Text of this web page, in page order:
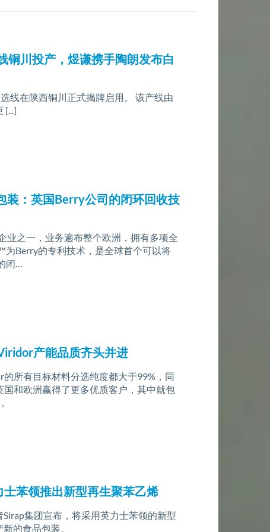
铜川投产，煜谦携手陶朗发布白
线在陕西铜川正式揭牌启用。 该产线由
[...]
装：英国Berry公司的闭环回收技
业之一，业务遍布整个欧洲，拥有多项全
为Berry的专利技术，是全球首个可以将
闭…
产能品质齐头并进
所有目标材料分选纯度都大于99%，同
和欧洲赢得了更多优质客户，其中就包
苯领推出新型再生聚苯乙烯
集团宣布，将采用英力士苯领的新型
的食品包装。